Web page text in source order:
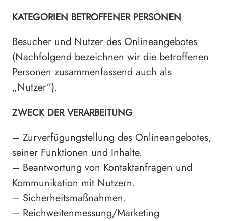
KATEGORIEN BETROFFENER PERSONEN
Besucher und Nutzer des Onlineangebotes
(Nachfolgend bezeichnen wir die betroffenen
Personen zusammenfassend auch als
„Nutzer“).
ZWECK DER VERARBEITUNG
– Zurverfügungstellung des Onlineangebotes,
seiner Funktionen und Inhalte.
– Beantwortung von Kontaktanfragen und
Kommunikation mit Nutzern.
– Sicherheitsmaßnahmen.
– Reichweitenmessung/Marketing